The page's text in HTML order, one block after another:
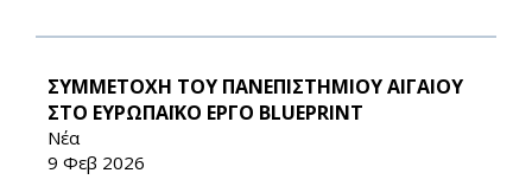
ΣΥΜΜΕΤΟΧΗ ΤΟΥ ΠΑΝΕΠΙΣΤΗΜΙΟΥ ΑΙΓΑΙΟΥ
ΣΤΟ ΕΥΡΩΠΑΪΚΟ ΕΡΓΟ BLUEPRINT
Νέα
9 Φεβ 2026